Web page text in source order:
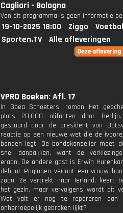
Cagliari - Bologna
Van dit programma is geen informatie
19-10-2025 18:00 Ziggo
Sporten.TV
Alle afleveringen
VPRO Boeken: Afl. 17
In Gaea Schoeters' roman Het
plots 20.000 olifanten door
gestuurd door de president van
reactie op een nieuwe wet die de
banden legt. De bondskanselier moet
snel aanpakken, want de
eraan. De andere gast is Erwin
debuut Pogingen verlaat een vrouw
zoon. Ze vertrekt naar Ierland, keert
het gezin, maar vervolgens wordt dit
Wat valt er nog te repareren aan
onherroepelijk gebroken lijkt?